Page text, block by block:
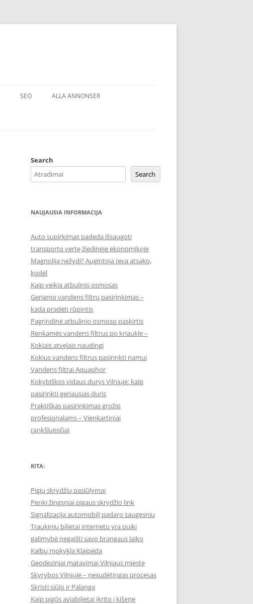
SEO ALLA ANNONSER
Search
Search
NAUJAUSIA INFORMACIJA
Auto supirkimas padeda išsaugoti
transporto vertę žiedinėje ekonomikoje
Magnolija nežydi? Augintoja Ieva atsako,
kodėl
Kaip veikia atbulinis osmosas
Geriamo vandens filtrų pasirinkimas –
kada pradėti rūpintis
Pagrindinė atbulinio osmoso paskirtis
Renkamės vandens filtrus po kriaukle –
Kokiais atvejais naudingi
Kokius vandens filtrus pasirinkti namui
Vandens filtrai Aquaphor
Kokybiškos vidaus durys Vilniuje: kaip
pasirinkti geriausias duris
Praktiškas pasirinkimas grožio
profesionalams – Vienkartiniai
rankšluosčiai
KITA:
Pigių skrydžių pasiūlymai
Penki žingsniai pigaus skrydžio link
Signalizacija automobilį padaro saugesniu
Traukinių bilietai internetu yra puiki
galimybė negaišti savo brangaus laiko
Kalbų mokykla Klaipėda
Geodeziniai matavimai Vilniaus mieste
Skyrybos Vilniuje – nesudėtingas procesas
Skristi siūlo ir Palanga
Kaip pigūs aviabilietai įkrito į kišenę